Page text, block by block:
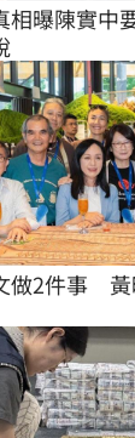
相曝陳實中
做2件事　